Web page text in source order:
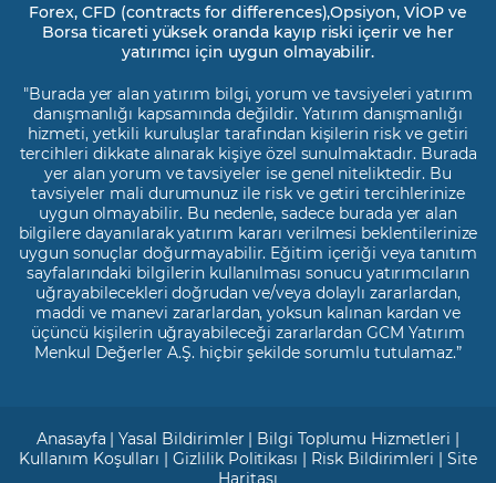
Forex, CFD (contracts for differences),Opsiyon, VİOP ve
Borsa ticareti yüksek oranda kayıp riski içerir ve her
yatırımcı için uygun olmayabilir.
"Burada yer alan yatırım bilgi, yorum ve tavsiyeleri yatırım
danışmanlığı kapsamında değildir. Yatırım danışmanlığı
hizmeti, yetkili kuruluşlar tarafından kişilerin risk ve getiri
tercihleri dikkate alınarak kişiye özel sunulmaktadır. Burada
yer alan yorum ve tavsiyeler ise genel niteliktedir. Bu
tavsiyeler mali durumunuz ile risk ve getiri tercihlerinize
uygun olmayabilir. Bu nedenle, sadece burada yer alan
bilgilere dayanılarak yatırım kararı verilmesi beklentilerinize
uygun sonuçlar doğurmayabilir. Eğitim içeriği veya tanıtım
sayfalarındaki bilgilerin kullanılması sonucu yatırımcıların
uğrayabilecekleri doğrudan ve/veya dolaylı zararlardan,
maddi ve manevi zararlardan, yoksun kalınan kardan ve
üçüncü kişilerin uğrayabileceği zararlardan GCM Yatırım
Menkul Değerler A.Ş. hiçbir şekilde sorumlu tutulamaz.”
Anasayfa |Yasal Bildirimler | Bilgi Toplumu Hizmetleri |
Kullanım Koşulları |Gizlilik Politikası | Risk Bildirimleri |Site
Haritası